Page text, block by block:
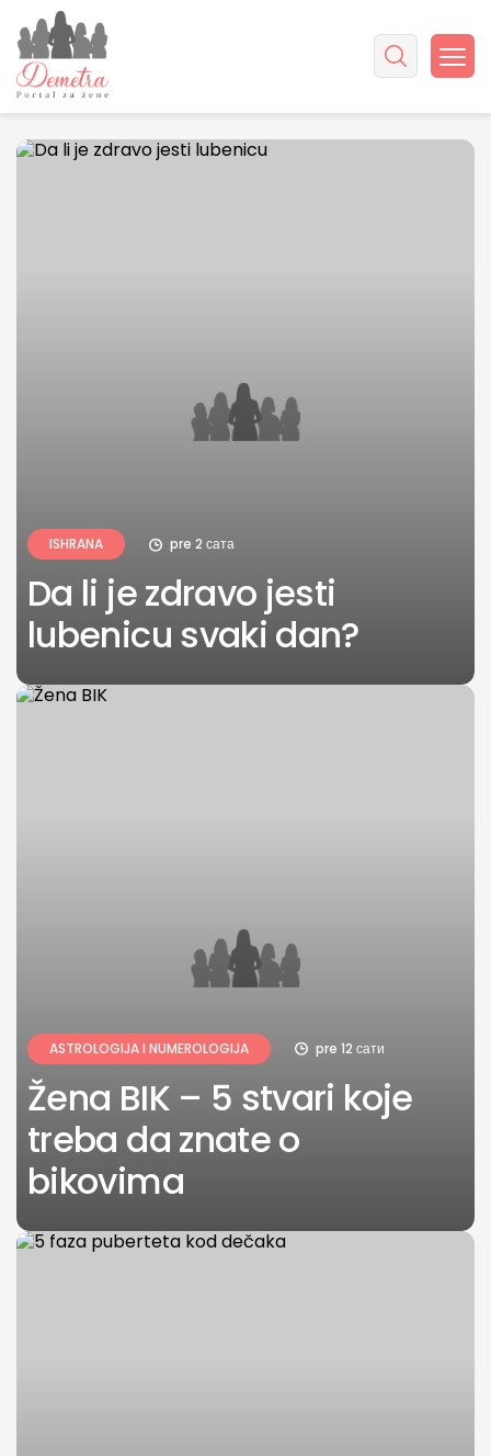
ISHRANA pre 2 сата
Da li je zdravo jesti
lubenicu svaki dan?
ASTROLOGIJA I NUMEROLOGIJA pre 12 сати
Žena BIK – 5 stvari koje
treba da znate o
bikovima